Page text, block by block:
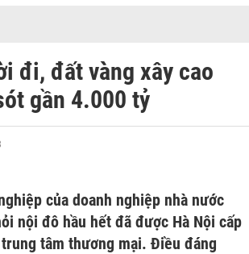
đi, đất vàng xây cao
gần 4.000 tỷ
của doanh nghiệp nhà nước
nội đô hầu hết đã được Hà Nội cấp
tâm thương mại. Điều đáng